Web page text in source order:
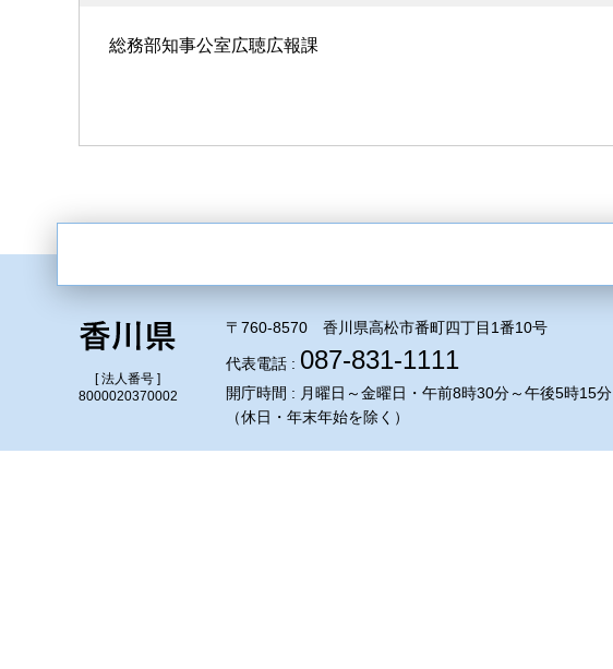
総務部知事公室広聴広報課
[ 法人番号 ]
8000020370002
〒760-8570 香川県高松市番町四丁目1番10号
代表電話 : 087-831-1111
開庁時間 : 月曜日～金曜日・午前8時30分～午後5時15分
（休日・年末年始を除く）